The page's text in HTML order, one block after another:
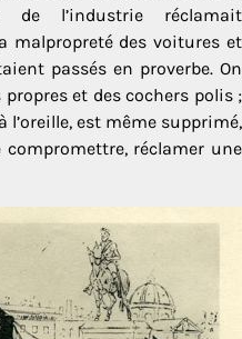
de l’industrie réclamait
malpropreté des voitures et
passés en proverbe. On
et des cochers polis ;
l’oreille, est même supprimé,
réclamer une